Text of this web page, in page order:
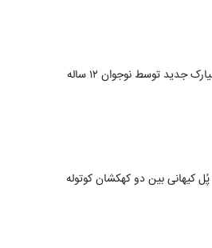
کشف ۲ سیارک جدید توسط نوجوان ۱۲ ساله
کیهانی بین دو کهکشان کوتوله